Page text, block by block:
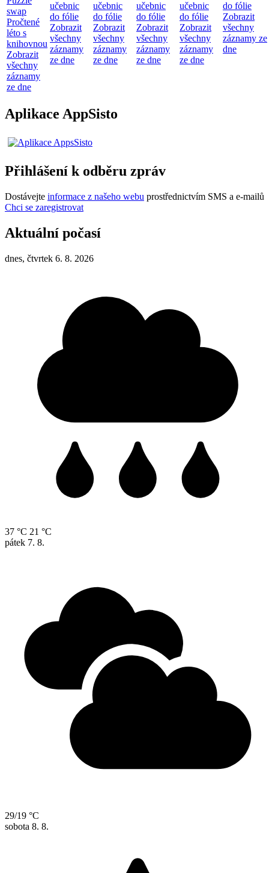
swap
Pročtené
léto s
knihovnou
Zobrazit
všechny
záznamy
ze dne
učebnic
do fólie
Zobrazit
všechny
záznamy
ze dne
učebnic
do fólie
Zobrazit
všechny
záznamy
ze dne
učebnic
do fólie
Zobrazit
všechny
záznamy
ze dne
učebnic
do fólie
Zobrazit
všechny
záznamy
ze dne
do fólie
Zobrazit
všechny
záznamy ze
dne
Aplikace AppSisto
Přihlášení k odběru zpráv
Dostávejte informace z našeho webu prostřednictvím SMS a e-mailů
Chci se zaregistrovat
Aktuální počasí
dnes, čtvrtek 6. 8. 2026
37 °C 21 °C
pátek 7. 8.
29/19 °C
sobota 8. 8.